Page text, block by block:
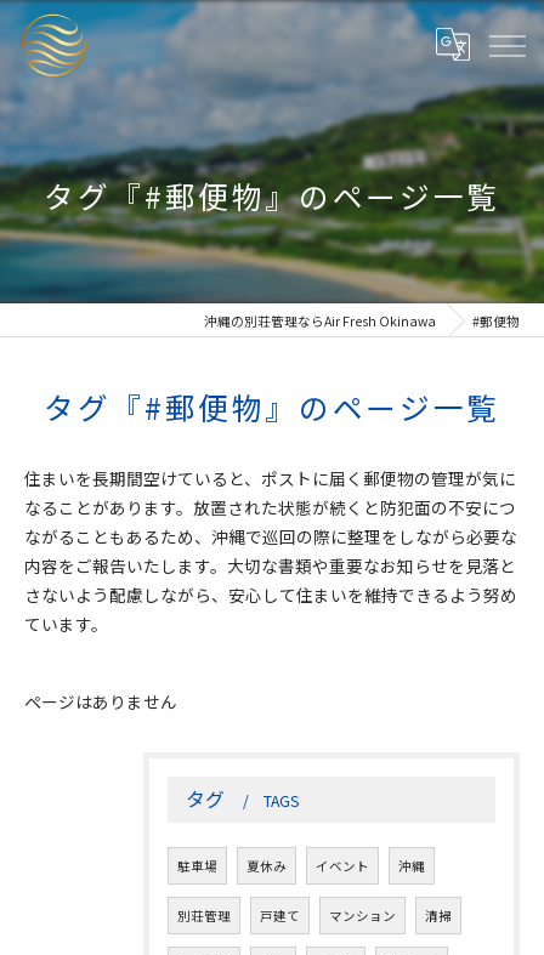
タグ『#郵便物』のページ一覧
沖縄の別荘管理ならAir Fresh Okinawa #郵便物
タグ『#郵便物』のページ一覧
住まいを長期間空けていると、ポストに届く郵便物の管理が気に
なることがあります。放置された状態が続くと防犯面の不安につ
ながることもあるため、沖縄で巡回の際に整理をしながら必要な
内容をご報告いたします。大切な書類や重要なお知らせを見落と
さないよう配慮しながら、安心して住まいを維持できるよう努め
ています。
ページはありません
タグ TAGS
駐車場 夏休み イベント 沖縄
別荘管理 戸建て マンション 清掃